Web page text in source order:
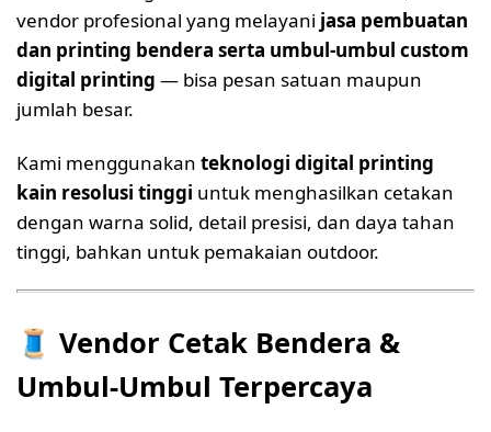
vendor profesional yang melayani jasa pembuatan
dan printing bendera serta umbul-umbul custom
digital printing — bisa pesan satuan maupun
jumlah besar.
Kami menggunakan teknologi digital printing
kain resolusi tinggi untuk menghasilkan cetakan
dengan warna solid, detail presisi, dan daya tahan
tinggi, bahkan untuk pemakaian outdoor.
🧵 Vendor Cetak Bendera &
Umbul-Umbul Terpercaya